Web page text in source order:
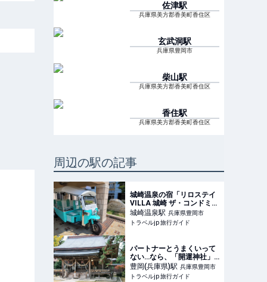
佐津駅
兵庫県美方郡香美町香住区
玄武洞駅
兵庫県豊岡市
柴山駅
兵庫県美方郡香美町香住区
香住駅
兵庫県美方郡香美町香住区
周辺の駅の記事
城崎温泉の宿「リロステイ
VILLA 城崎 ザ・コンドミニ
アム」で無料トゥクトゥク
送迎を実施 | 兵庫県 | トラベ
ルjp 旅行ガイド
城崎温泉駅 兵庫県豊岡市
トラベルjp 旅行ガイド
パートナーとうまくいって
ない…なら、「開運神社」
に行ってみない？ | トラベ
ルjp 旅行ガイド
豊岡(兵庫県)駅 兵庫県豊岡市
トラベルjp 旅行ガイド